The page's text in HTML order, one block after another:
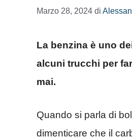
Marzo 28, 2024 di
La benzina è uno
alcuni trucchi per
mai.
Quando si parla di
dimenticare che il